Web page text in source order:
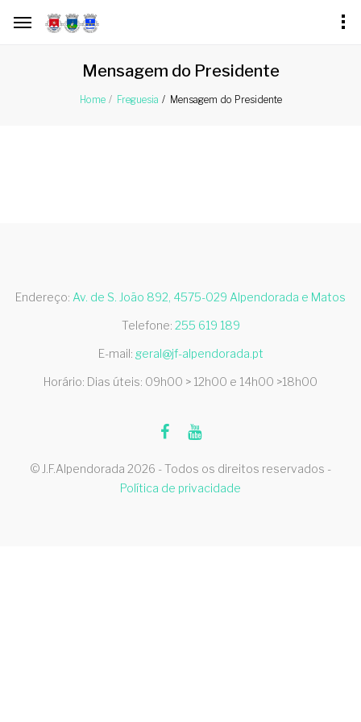
Mensagem do Presidente
Home Freguesia Mensagem do Presidente
Endereço: Av. de S. João 892, 4575-029 Alpendorada e Matos
Telefone: 255 619 189
E-mail: geral@jf-alpendorada.pt
Horário: Dias úteis: 09h00 > 12h00 e 14h00 >18h00
© J.F.Alpendorada 2026 - Todos os direitos reservados -
Política de privacidade